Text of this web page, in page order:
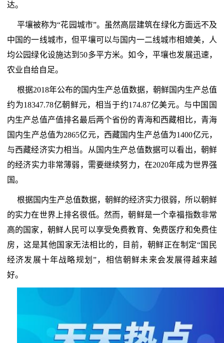
达。
平壤被称为“花园城市”。虽然高层建筑在绿化方面远不及
中国的一线城市，但平壤可以与国内一二线城市相媲美，人
均公园绿化设施达到50多平方米。如今，平壤也发展迅速，
农业自给自足。
根据2018年公布的国内生产总值数据，朝鲜国内生产总值
约为18347.78亿朝鲜元，相当于约174.87亿美元。与中国国
内生产总值产值排名最后两个省份的青海和西藏相比，青海
国内生产总值为2865亿元，西藏国内生产总值为1400亿元，
与西藏经济实力相当。从国内生产总值数据可以看出，朝鲜
的经济实力非常薄弱，需要继续努力，在2020年成为世界强
国。
根据国内生产总值数据，朝鲜的经济实力很弱，所以朝鲜
的实力在世界上排名很低。然而，朝鲜是一个幸福指数非常
高的国家，朝鲜人民可以享受免费教育、免费医疗和免费住
房，这是其他国家无法相比的，目前，朝鲜正在制定“国民
经济发展十年战略规划”，相信朝鲜未来会发展得越来越
好。